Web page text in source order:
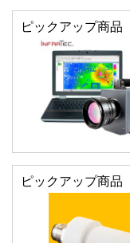
ピックアップ商品
ピックアップ商品